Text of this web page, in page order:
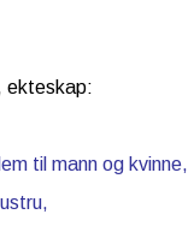
ekteskap:
til mann og kvinne,